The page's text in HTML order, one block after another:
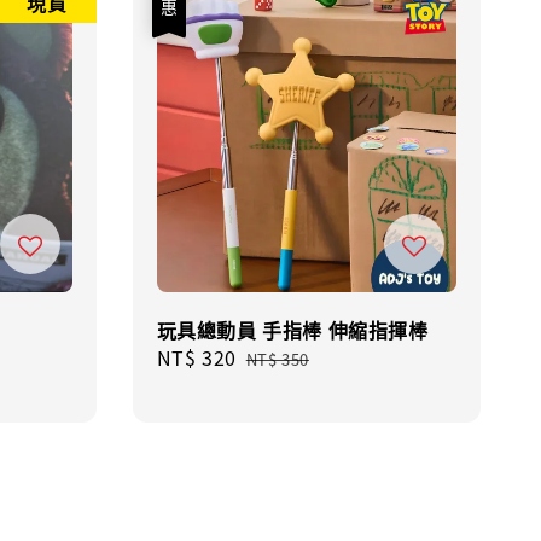
玩具總動員 手指棒 伸縮指揮棒
Sale
NT$ 320 Regular
NT$ 350